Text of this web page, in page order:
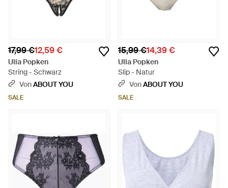
17,99 €12,59 €
Ulla Popken
String - Schwarz
VonABOUT YOU
SALE
15,99 €14,39 €
Ulla Popken
Slip - Natur
VonABOUT YOU
SALE